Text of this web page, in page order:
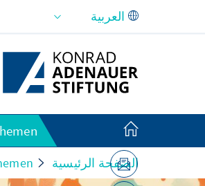
تخطي إلى المحتوى الرئيسي
الصفحة الرئيسية